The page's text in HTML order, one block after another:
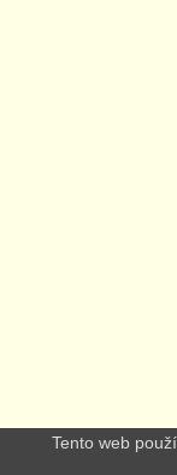
Tento web